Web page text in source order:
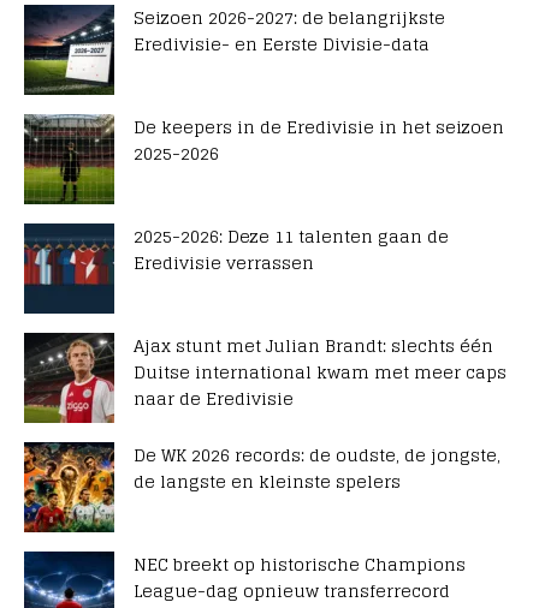
Seizoen 2026-2027: de belangrijkste
Eredivisie- en Eerste Divisie-data
De keepers in de Eredivisie in het seizoen
2025-2026
2025-2026: Deze 11 talenten gaan de
Eredivisie verrassen
Ajax stunt met Julian Brandt: slechts één
Duitse international kwam met meer caps
naar de Eredivisie
De WK 2026 records: de oudste, de jongste,
de langste en kleinste spelers
NEC breekt op historische Champions
League-dag opnieuw transferrecord